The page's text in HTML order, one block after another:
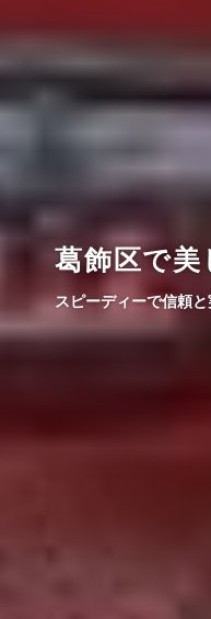
葛飾区で
スピーディーで信頼